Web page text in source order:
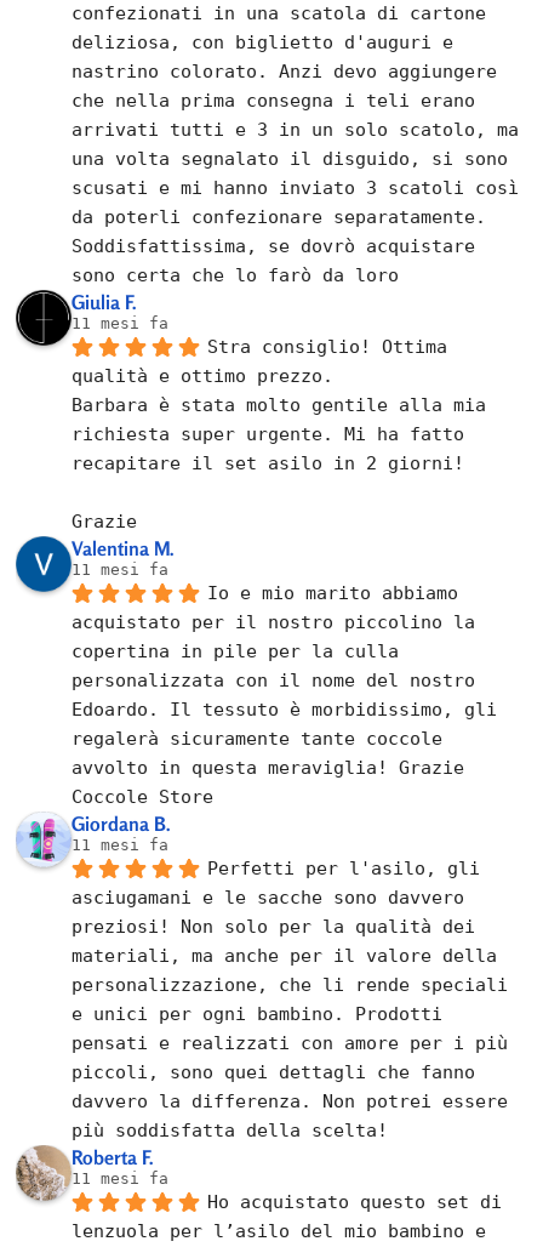
confezionati in una scatola di cartone
deliziosa, con biglietto d'auguri e
nastrino colorato. Anzi devo aggiungere
che nella prima consegna i teli erano
arrivati tutti e 3 in un solo scatolo, ma
una volta segnalato il disguido, si sono
scusati e mi hanno inviato 3 scatoli così
da poterli confezionare separatamente.
Soddisfattissima, se dovrò acquistare
sono certa che lo farò da loro
Giulia F.
11 mesi fa
Stra consiglio! Ottima
qualità e ottimo prezzo.
Barbara è stata molto gentile alla mia
richiesta super urgente. Mi ha fatto
recapitare il set asilo in 2 giorni!
Grazie
Valentina M.
11 mesi fa
Io e mio marito abbiamo
acquistato per il nostro piccolino la
copertina in pile per la culla
personalizzata con il nome del nostro
Edoardo. Il tessuto è morbidissimo, gli
regalerà sicuramente tante coccole
avvolto in questa meraviglia! Grazie
Coccole Store
Giordana B.
11 mesi fa
Perfetti per l'asilo, gli
asciugamani e le sacche sono davvero
preziosi! Non solo per la qualità dei
materiali, ma anche per il valore della
personalizzazione, che li rende speciali
e unici per ogni bambino. Prodotti
pensati e realizzati con amore per i più
piccoli, sono quei dettagli che fanno
davvero la differenza. Non potrei essere
più soddisfatta della scelta!
Roberta F.
11 mesi fa
Ho acquistato questo set di
lenzuola per l’asilo del mio bambino e